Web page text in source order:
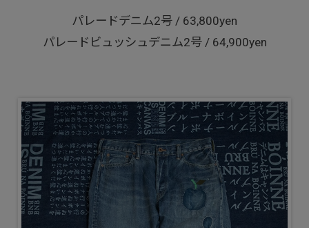
パレードデニム2号 / 63,800yen
パレードビュッシュデニム2号 / 64,900yen